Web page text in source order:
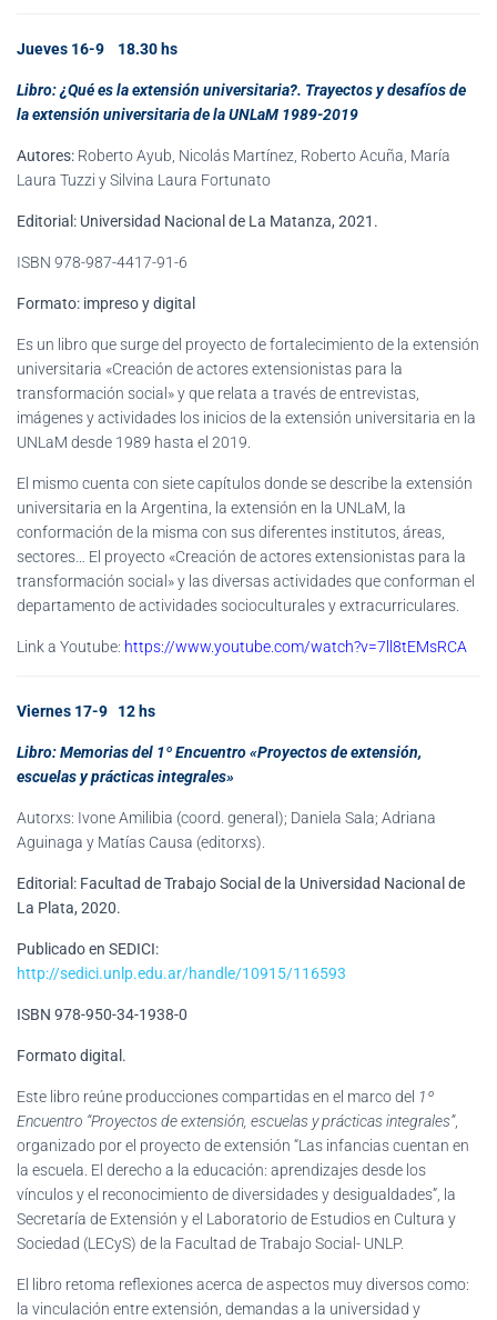
Jueves 16-9 18.30 hs
Libro: ¿Qué es la extensión universitaria?. Trayectos y desafíos de
la extensión universitaria de la UNLaM 1989-2019
Autores: Roberto Ayub, Nicolás Martínez, Roberto Acuña, María
Laura Tuzzi y Silvina Laura Fortunato
Editorial: Universidad Nacional de La Matanza, 2021.
ISBN 978-987-4417-91-6
Formato: impreso y digital
Es un libro que surge del proyecto de fortalecimiento de la extensión
universitaria «Creación de actores extensionistas para la
transformación social» y que relata a través de entrevistas,
imágenes y actividades los inicios de la extensión universitaria en la
UNLaM desde 1989 hasta el 2019.
El mismo cuenta con siete capítulos donde se describe la extensión
universitaria en la Argentina, la extensión en la UNLaM, la
conformación de la misma con sus diferentes institutos, áreas,
sectores… El proyecto «Creación de actores extensionistas para la
transformación social» y las diversas actividades que conforman el
departamento de actividades socioculturales y extracurriculares.
Link a Youtube: https://www.youtube.com/watch?v=7ll8tEMsRCA
Viernes 17-9 12 hs
Libro: Memorias del 1º Encuentro «Proyectos de extensión,
escuelas y prácticasintegrales»
Autorxs: Ivone Amilibia (coord. general); Daniela Sala; Adriana
Aguinaga y Matías Causa (editorxs).
Editorial: Facultad de Trabajo Social de la Universidad Nacional de
La Plata, 2020.
Publicado en SEDICI:
http://sedici.unlp.edu.ar/handle/10915/116593
ISBN 978-950-34-1938-0
Formato digital.
Este libro reúne producciones compartidas en el marco del 1º
Encuentro “Proyectos de extensión, escuelas y prácticas integrales”,
organizado por el proyecto de extensión “Las infancias cuentan en
la escuela. El derecho a la educación: aprendizajes desde los
vínculos y el reconocimiento de diversidades y desigualdades”, la
Secretaría de Extensión y el Laboratorio de Estudios en Cultura y
Sociedad (LECyS) de la Facultad de Trabajo Social- UNLP.
El libro retoma reflexiones acerca de aspectos muy diversos como:
la vinculación entre extensión, demandas a la universidad y